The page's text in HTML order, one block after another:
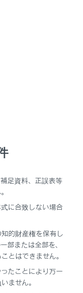
足資料、正誤表等
に合致しない場合
的財産権を保有し
部または全部を、
とはできません。
たことにより万一
ません。